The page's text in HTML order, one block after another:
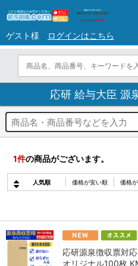
ゲスト様 ログインはこちら
応研 給与大臣 源
1件の商品がございます。
人気順 価格が安い順 価格
応研源泉徴収票対
オリジナル100枚